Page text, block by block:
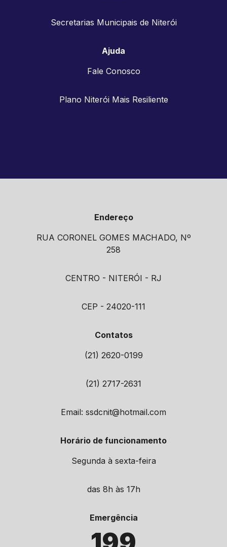
Secretarias Municipais de Niterói
Ajuda
Fale Conosco
Plano Niterói Mais Resiliente
Endereço
RUA CORONEL GOMES MACHADO, Nº
258
CENTRO - NITERÓI - RJ
CEP - 24020-111
Contatos
(21) 2620-0199
(21) 2717-2631
Email: ssdcnit@hotmail.com
Horário de funcionamento
Segunda à sexta-feira
das 8h às 17h
Emergência